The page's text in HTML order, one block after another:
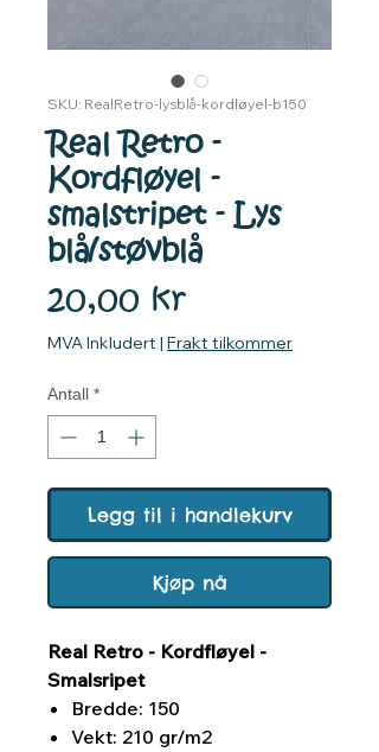
SKU: RealRetro-lysblå-kordløyel-b150
Real Retro -
Kordfløyel -
smalstripet - Lys
blå/støvblå
20,00 krPris
MVA Inkludert | Frakt tilkommer
Antall *
Legg til i handlekurv
Kjøp nå
Real Retro - Kordfløyel -
Smalsripet
Bredde: 150
Vekt: 210 gr/m2